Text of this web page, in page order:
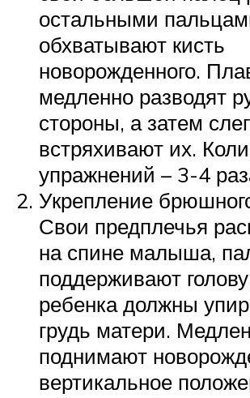
остальными
обхватывают кисть
новорожденного.
медленно разводят
стороны, а затем
встряхивают их.
упражнений – 3-4
Укрепление
Свои предплечья
на спине малыша,
поддерживают
ребенка должны
грудь матери.
поднимают
вертикальное